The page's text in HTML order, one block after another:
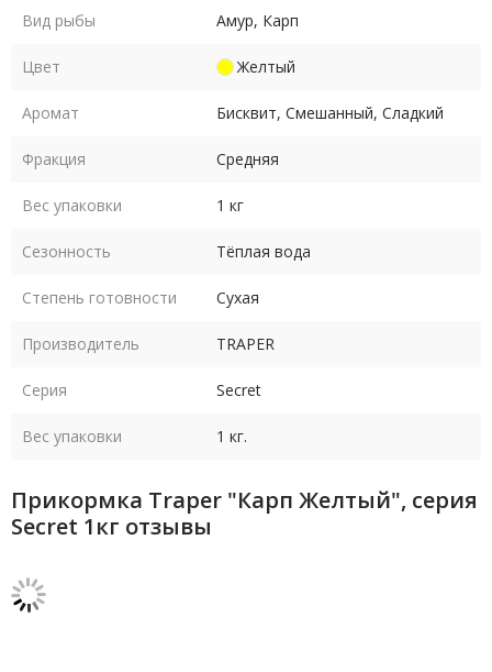
Вид рыбы Амур, Карп
Цвет Желтый
Аромат Бисквит, Смешанный, Сладкий
Фракция Средняя
Вес упаковки 1 кг
Сезонность Тёплая вода
Степень готовности Сухая
Производитель TRAPER
Серия Secret
Вес упаковки 1 кг.
Прикормка Traper "Карп Желтый", серия
Secret 1кг отзывы